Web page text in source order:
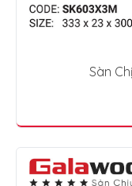
Sàn